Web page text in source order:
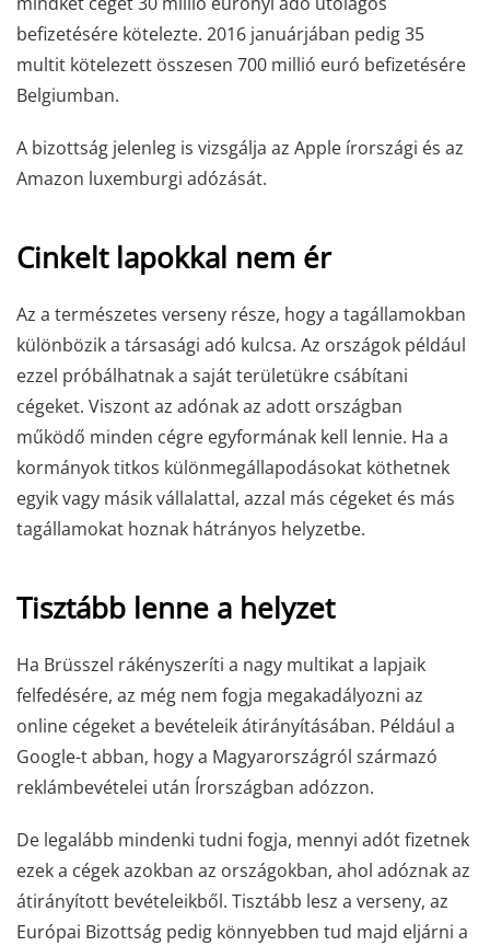
befizetésére kötelezte. 2016 januárjában pedig 35
multit kötelezett összesen 700 millió euró befizetésére
Belgiumban.
A bizottság jelenleg is vizsgálja az Apple írországi és az
Amazon luxemburgi adózását.
Cinkelt lapokkal nem ér
Az a természetes verseny része, hogy a tagállamokban
különbözik a társasági adó kulcsa. Az országok például
ezzel próbálhatnak a saját területükre csábítani
cégeket. Viszont az adónak az adott országban
működő minden cégre egyformának kell lennie. Ha a
kormányok titkos különmegállapodásokat köthetnek
egyik vagy másik vállalattal, azzal más cégeket és más
tagállamokat hoznak hátrányos helyzetbe.
Tisztább lenne a helyzet
Ha Brüsszel rákényszeríti a nagy multikat a lapjaik
felfedésére, az még nem fogja megakadályozni az
online cégeket a bevételeik átirányításában. Például a
Google-t abban, hogy a Magyarországról származó
reklámbevételei után Írországban adózzon.
De legalább mindenki tudni fogja, mennyi adót fizetnek
ezek a cégek azokban az országokban, ahol adóznak az
átirányított bevételeikből. Tisztább lesz a verseny, az
Európai Bizottság pedig könnyebben tud majd eljárni a